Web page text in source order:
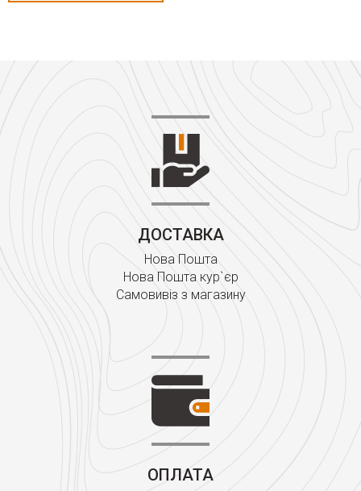
ДОСТАВКА
Нова Пошта
Нова Пошта кур`єр
Самовивіз з магазину
ОПЛАТА